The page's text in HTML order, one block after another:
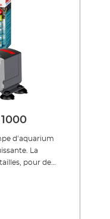
d’aquarium
La
pour des
se
désign